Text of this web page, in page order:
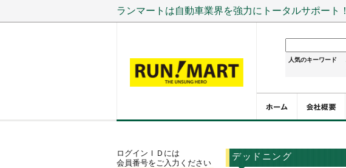
ランマートは自動車業界を強力にトータルサポート！
人気のキーワード
ログインＩＤには
会員番号をご入力ください
デッドニング